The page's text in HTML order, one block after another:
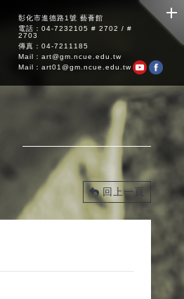
彰化市進德路1號 藝薈館
電話：04-7232105 # 2702 / #
2703
傳真：04-7211185
Mail：art@gm.ncue.edu.tw
Mail：art01@gm.ncue.edu.tw
回上一頁